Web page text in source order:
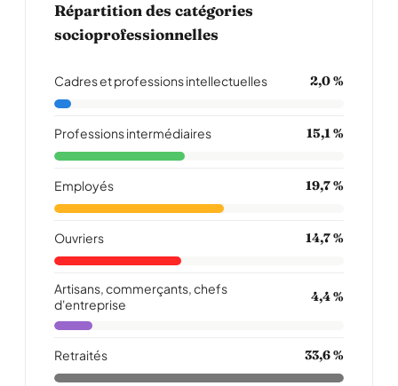
Répartition des catégories
socioprofessionnelles
Cadres et professions intellectuelles 2,0 %
Professions intermédiaires 15,1 %
Employés 19,7 %
Ouvriers 14,7 %
Artisans, commerçants, chefs
d'entreprise
4,4 %
Retraités 33,6 %